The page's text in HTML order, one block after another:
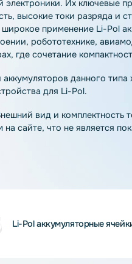
аккумуляторы
ионных батарей, где
полимерный состав.
весу такие
электроники. Их
высокие токи
робототехнике,
где сочетание
на сайте, что не